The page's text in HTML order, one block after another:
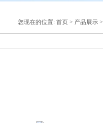
您现在的位置: 首页 > 产品展示 >